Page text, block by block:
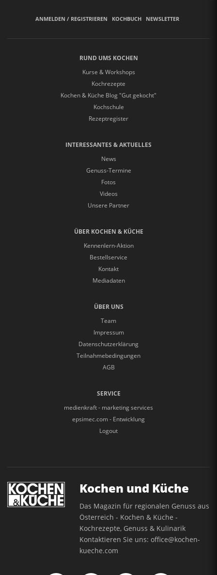
ANMELDEN / REGISTRIEREN KOCHBUCH NEWSLETTER
RUND UMS KOCHEN
Kurse & Workshops
Kochrezepte
Kochen & Küche Blog "Gut gekocht"
Kochschule
Rezeptregister
INTERESSANTES & AKTUELLES
News
Genuss-Termine
Fotos
Videos
Unsere Partner
ÜBER KOCHEN & KÜCHE
Kennenlern-Aktion
Bestellservice
Kontakt
Mediadaten
ÜBER UNS
Team
Impressum
Datenschutzerklärung
Teilnahmebedingungen
AGB
SERVICE
medienkraft - marketing services
epsimec.com - Entwicklung
Logout
Kochen und Küche
Das Magazin für regionalen Genuss aus
Österreich - Kochen & Küche -
Kochrezepte, Genuss & Kulinarik
Kontaktieren Sie uns:office@kochen-
kueche.com